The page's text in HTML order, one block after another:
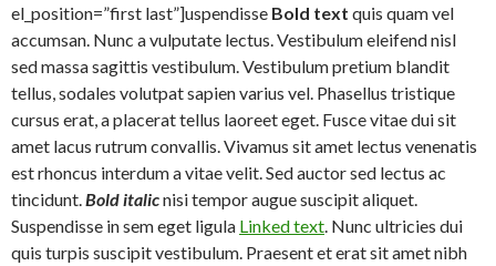
el_position=”first last”]uspendisse Bold text quis quam vel
accumsan. Nunc a vulputate lectus. Vestibulum eleifend nisl
sed massa sagittis vestibulum. Vestibulum pretium blandit
tellus, sodales volutpat sapien varius vel. Phasellus tristique
cursus erat, a placerat tellus laoreet eget. Fusce vitae dui sit
amet lacus rutrum convallis. Vivamus sit amet lectus venenatis
est rhoncus interdum a vitae velit. Sed auctor sed lectus ac
tincidunt.Bold italicnisi tempor augue suscipit aliquet.
Suspendisse in sem eget ligula Linked text. Nunc ultricies dui
quis turpis suscipit vestibulum. Praesent et erat sit amet nibh